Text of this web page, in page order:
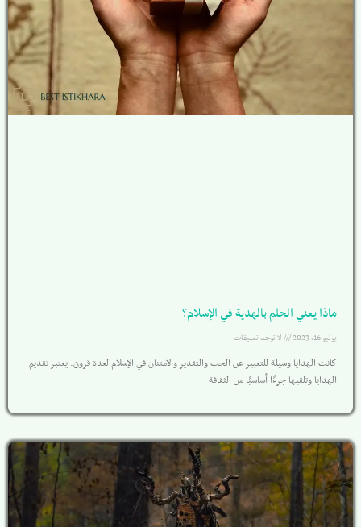
ماذا يعني الحلم بالهدية في الإسلام؟
يوليو 16, 2023 لا توجد تعليقات
كانت الهدايا وسيلة للتعبير عن الحب والتقدير والامتنان في الإسلام لعدة قرون. يعتبر تقديم
الهدايا وتلقيها جزءًا أساسيًا من الثقافة